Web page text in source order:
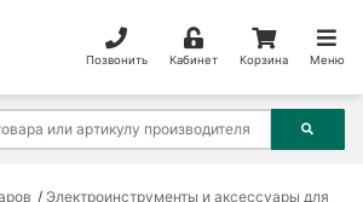
Позвонить Кабинет Корзина Меню
Электроинструменты и аксессуары для